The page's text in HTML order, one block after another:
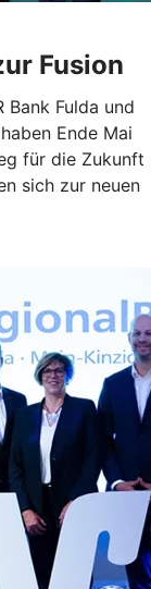
Fusion
Bank Fulda und
Ende Mai
für die Zukunft
sich zur neuen